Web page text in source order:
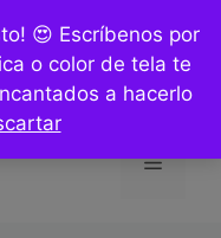
😍 Escríbenos por
o color de tela te
a hacerlo
Menú